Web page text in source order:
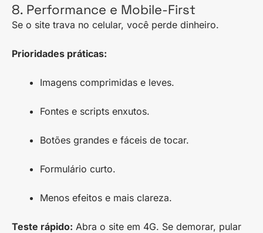
8. Performance e Mobile-First
Se o site trava no celular, você perde dinheiro.
Prioridades práticas:
Imagens comprimidas e leves.
Fontes e scripts enxutos.
Botões grandes e fáceis de tocar.
Formulário curto.
Menos efeitos e mais clareza.
Teste rápido: Abra o site em 4G. Se demorar, pular